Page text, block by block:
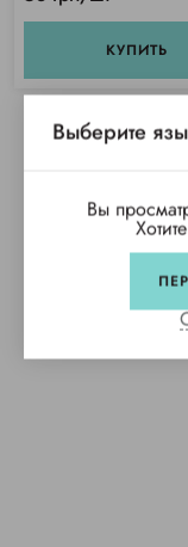
КУПИТЬ
Выберите
Вы